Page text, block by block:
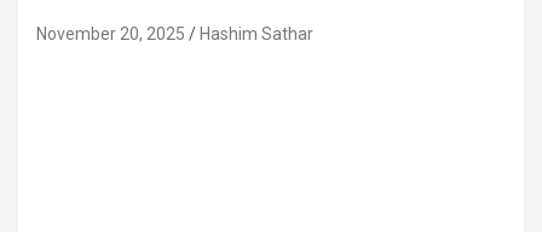
November 20, 2025 Hashim Sathar